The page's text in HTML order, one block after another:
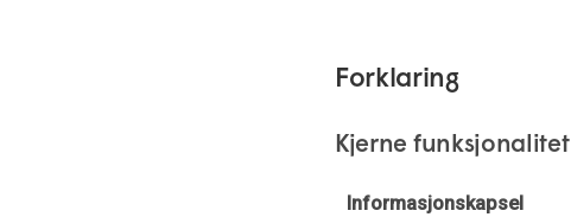
Forklaring
Kjerne funksjonalitet
Informasjonskapsel